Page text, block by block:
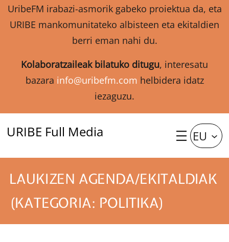
UribeFM irabazi-asmorik gabeko proiektua da, eta
URIBE mankomunitateko albisteen eta ekitaldien
berri eman nahi du.
Kolaboratzaileak bilatuko ditugu, interesatu
bazara info@uribefm.com helbidera idatz
iezaguzu.
URIBE Full Media EU
LAUKIZEN AGENDA/EKITALDIAK
(KATEGORIA: POLITIKA)